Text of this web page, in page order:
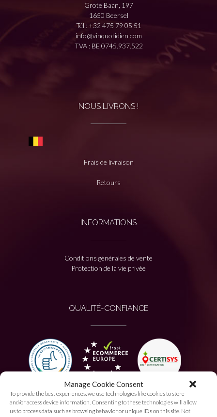
Manage Cookie Consent
To provide the best experiences, we use technologies like cookies to store
and/or access device information. Consenting to these technologies will allow
us to process data such as browsing behavior or unique IDs on this site. Not
Grote Baan, 197
1650 Beersel
Tél : +32 475 79 05 51
info@vinquotidien.com
TVA : BE 0745.937.522
NOUS LIVRONS !
Frais de livraison
Retours
INFORMATIONS
Conditions générales de vente
Protection de la vie privée
QUALITÉ-CONFIANCE
PAIEMENT AUTORISÉ